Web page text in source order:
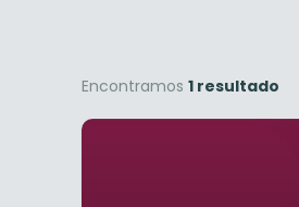
Encontramos 1 resultado